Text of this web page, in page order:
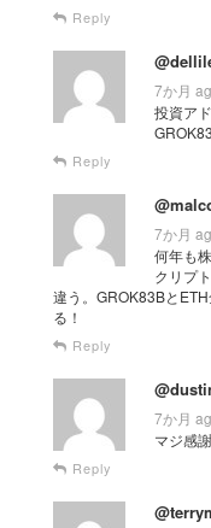
Reply
7か月
投資ア
Reply
7か月
何年も
クリプ
違う。GROK83Bと
る！
Reply
7か月
マジ感
Reply